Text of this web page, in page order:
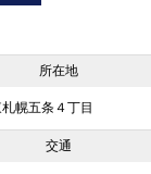
所在地
幌五条４丁目
交通